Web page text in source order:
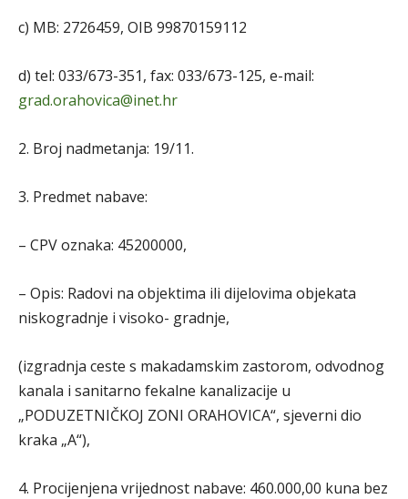
c) MB: 2726459, OIB 99870159112
d) tel: 033/673-351, fax: 033/673-125, e-mail:
grad.orahovica@inet.hr
2. Broj nadmetanja: 19/11.
3. Predmet nabave:
– CPV oznaka: 45200000,
– Opis: Radovi na objektima ili dijelovima objekata
niskogradnje i visoko- gradnje,
(izgradnja ceste s makadamskim zastorom, odvodnog
kanala i sanitarno fekalne kanalizacije u
„PODUZETNIČKOJ ZONI ORAHOVICA“, sjeverni dio
kraka „A“),
4. Procijenjena vrijednost nabave: 460.000,00 kuna bez